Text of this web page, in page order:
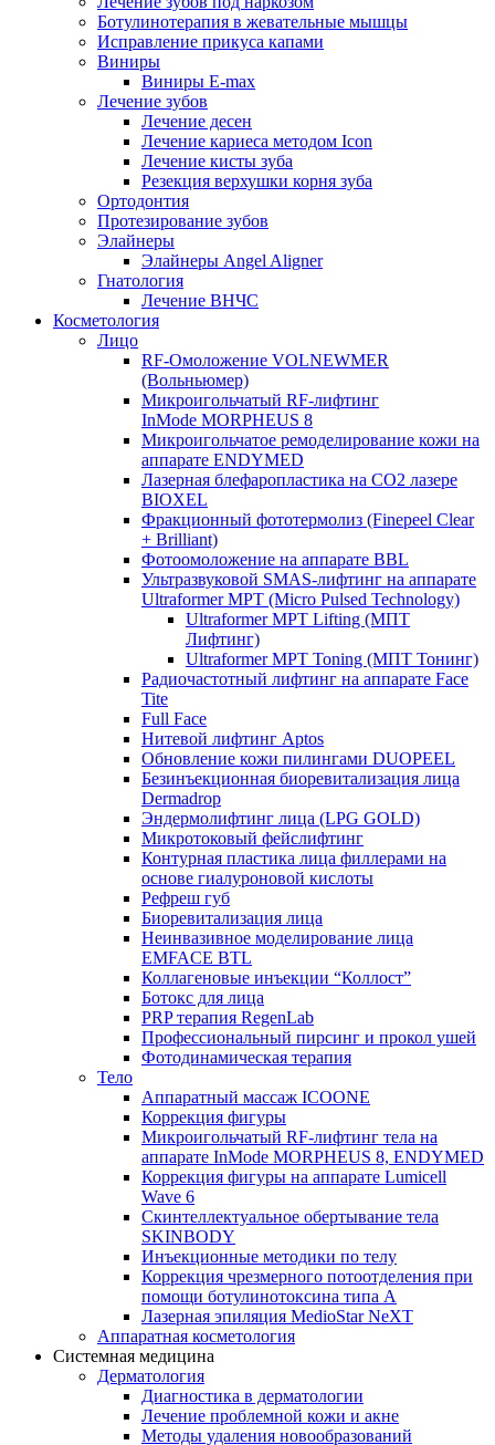
Ботулинотерапия в жевательные мышцы
Исправление прикуса капами
Виниры
Виниры E-max
Лечение зубов
Лечение десен
Лечение кариеса методом Icon
Лечение кисты зуба
Резекция верхушки корня зуба
Ортодонтия
Протезирование зубов
Элайнеры
Элайнеры Angel Aligner
Гнатология
Лечение ВНЧС
Косметология
Лицо
RF-Омоложение VOLNEWMER
(Вольньюмер)
Микроигольчатый RF-лифтинг
InMode MORPHEUS 8
Микроигольчатое ремоделирование кожи на
аппарате ENDYMED
Лазерная блефаропластика на CO2 лазере
BIOXEL
Фракционный фототермолиз (Finepeel Clear
+ Brilliant)
Фотоомоложение на аппарате BBL
Ультразвуковой SMAS-лифтинг на аппарате
Ultraformer MPT (Micro Pulsed Technology)
Ultraformer MPT Lifting (МПТ
Лифтинг)
Ultraformer MPT Toning (МПТ Тонинг)
Радиочастотный лифтинг на аппарате Face
Tite
Full Face
Нитевой лифтинг Aptos
Обновление кожи пилингами DUOPEEL
Безинъекционная биоревитализация лица
Dermadrop
Эндермолифтинг лица (LPG GOLD)
Микротоковый фейслифтинг
Контурная пластика лица филлерами на
основе гиалуроновой кислоты
Рефреш губ
Биоревитализация лица
Неинвазивное моделирование лица
EMFACE BTL
Коллагеновые инъекции “Коллост”
Ботокс для лица
PRP терапия RegenLab
Профессиональный пирсинг и прокол ушей
Фотодинамическая терапия
Тело
Аппаратный массаж ICOONE
Коррекция фигуры
Микроигольчатый RF-лифтинг тела на
аппарате InMode MORPHEUS 8, ENDYMED
Коррекция фигуры на аппарате Lumicell
Wave 6
Скинтеллектуальное обертывание тела
SKINBODY
Инъекционные методики по телу
Коррекция чрезмерного потоотделения при
помощи ботулинотоксина типа А
Лазерная эпиляция MedioStar NeXT
Аппаратная косметология
Системная медицина
Дерматология
Диагностика в дерматологии
Лечение проблемной кожи и акне
Методы удаления новообразований